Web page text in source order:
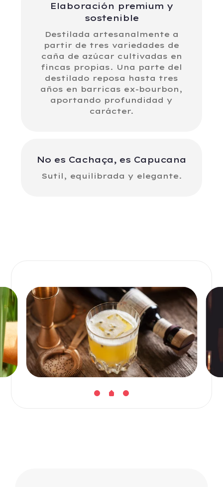
Elaboración premium y
sostenible
Destilada artesanalmente a
partir de tres variedades de
caña de azúcar cultivadas en
fincas propias. Una parte del
destilado reposa hasta tres
años en barricas ex-bourbon,
aportando profundidad y
carácter.
No es Cachaça, es Capucana
Sutil, equilibrada y elegante.